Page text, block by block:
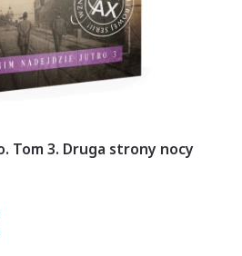
Tom 3. Druga strony nocy